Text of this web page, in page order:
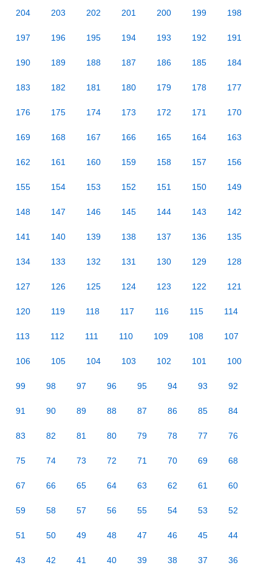
204 203 202 201 200 199 198
197 196 195 194 193 192 191
190 189 188 187 186 185 184
183 182 181 180 179 178 177
176 175 174 173 172 171 170
169 168 167 166 165 164 163
162 161 160 159 158 157 156
155 154 153 152 151 150 149
148 147 146 145 144 143 142
141 140 139 138 137 136 135
134 133 132 131 130 129 128
127 126 125 124 123 122 121
120 119 118 117 116 115 114
113 112 111 110 109 108 107
106 105 104 103 102 101 100
99 98 97 96 95 94 93 92
91 90 89 88 87 86 85 84
83 82 81 80 79 78 77 76
75 74 73 72 71 70 69 68
67 66 65 64 63 62 61 60
59 58 57 56 55 54 53 52
51 50 49 48 47 46 45 44
43 42 41 40 39 38 37 36